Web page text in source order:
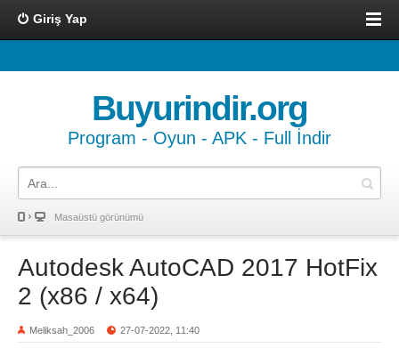
Giriş Yap
Buyurindir.org
Program - Oyun - APK - Full İndir
Masaüstü görünümü
Autodesk AutoCAD 2017 HotFix
2 (x86 / x64)
Meliksah_2006 27-07-2022, 11:40